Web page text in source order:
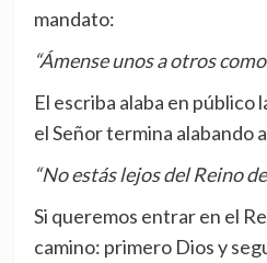
mandato:
“Ámense unos a otros
El escriba alaba en público
el Señor termina alabando
“No estás lejos del Reino
Si queremos entrar en el
camino: primero Dios y